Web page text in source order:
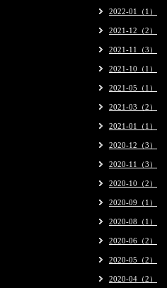
2022-01（1）
2021-12（2）
2021-11（3）
2021-10（1）
2021-05（1）
2021-03（2）
2021-01（1）
2020-12（3）
2020-11（3）
2020-10（2）
2020-09（1）
2020-08（1）
2020-06（2）
2020-05（2）
2020-04（2）